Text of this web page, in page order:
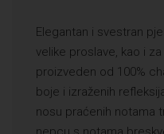
Elegantan i svestran
velike proslave, kao i
proizveden od 100%
boje i izraženih
nosu praćenih notama